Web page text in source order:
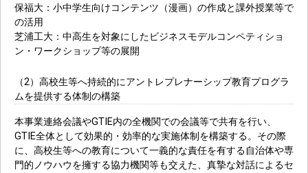
保福大：小中学生向けコンテンツ（漫画）の作成と課外授業等で
の活用
芝浦工大：中高生を対象にしたビジネスモデルコンペティショ
ン・ワークショップ等の展開
（2）高校生等へ持続的にアントレプレナーシップ教育プログラ
ムを提供する体制の構築
本事業連絡会議やGTIE内の全機関での会議等で共有を行い、
GTIE全体として効果的・効率的な実施体制を構築する。その際
に、高校生等への教育について一義的な責任を有する自治体や専
門的ノウハウを擁する協力機関等も交えた、真摯な対話によるセ